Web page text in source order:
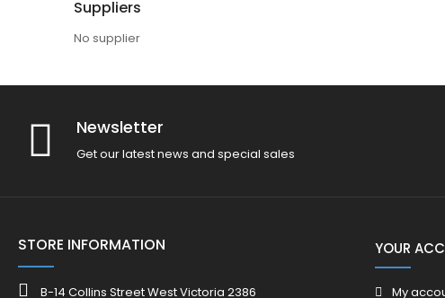
Suppliers
No supplier
Newsletter
Get our latest news and special sales
STORE INFORMATION
B-14 Collins Street West Victoria 2386
YOUR
My